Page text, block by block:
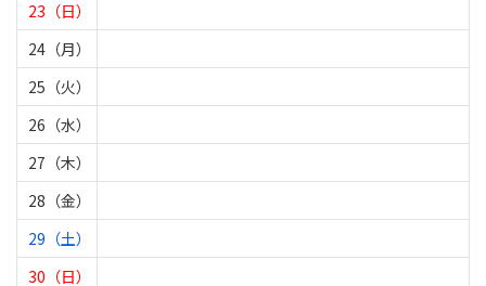
23（日）
24（月）
25（火）
26（水）
27（木）
28（金）
29（土）
30（日）